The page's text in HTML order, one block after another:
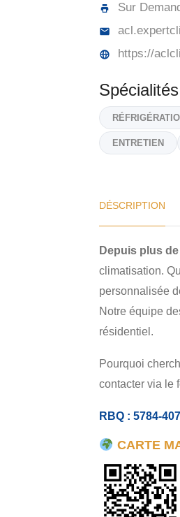
Sur
https://
Spécialités
ENTRETIEN
DÉSCRIPTION
Depuis plus
climatisation.
personnalisée
Notre équipe
résidentiel.
Pourquoi
contacter via le
RBQ : 5784-
CARTE